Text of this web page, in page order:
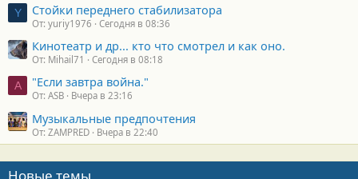
Y Стойки переднего стабилизатора
От: yuriy1976 Сегодня в 08:36
Кинотеатр и др... кто что смотрел и как оно.
От: Mihail71 Сегодня в 08:18
A "Если завтра война."
От: ASB Вчера в 23:16
Музыкальные предпочтения
От: ZAMPRED Вчера в 22:40
Новые темы